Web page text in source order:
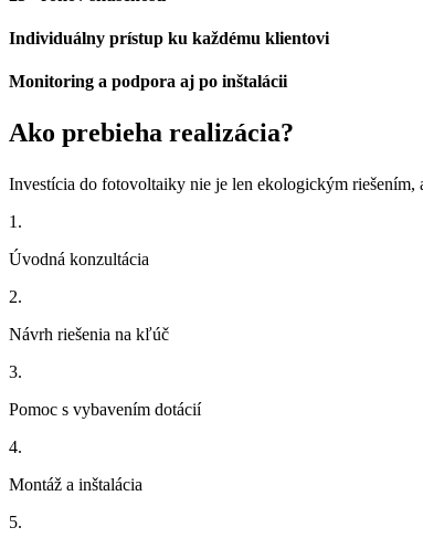
Individuálny prístup ku každému klientovi
Monitoring a podpora aj po inštalácii
Ako prebieha realizácia?
Investícia do fotovoltaiky nie je len ekologickým riešením,
1.
Úvodná konzultácia
2.
Návrh riešenia na kľúč
3.
Pomoc s vybavením dotácií
4.
Montáž a inštalácia
5.